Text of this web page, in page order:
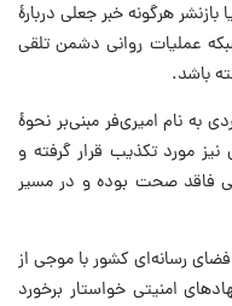
هرگونه خبر جعلی دربارهٔ
عملیات روانی دشمن تلقی
باشد.
به نام امیری‌فر مبنی‌بر نحوهٔ
مورد تکذیب قرار گرفته و
فاقد صحت بوده و در مسیر
رسانه‌ای کشور با موجی از
امنیتی خواستار برخورد